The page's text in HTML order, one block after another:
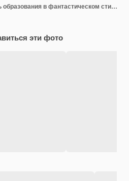
Международный день образования в фантастическом стиле.
эти фото